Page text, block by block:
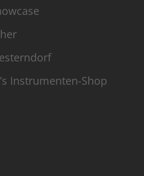
Instrumenten-Shop